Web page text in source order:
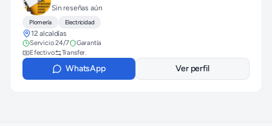
Sin reseñas aún
Plomería Electricidad
12 alcaldías
Servicio 24/7
Garantía
Efectivo
Transfer.
WhatsApp Ver perfil